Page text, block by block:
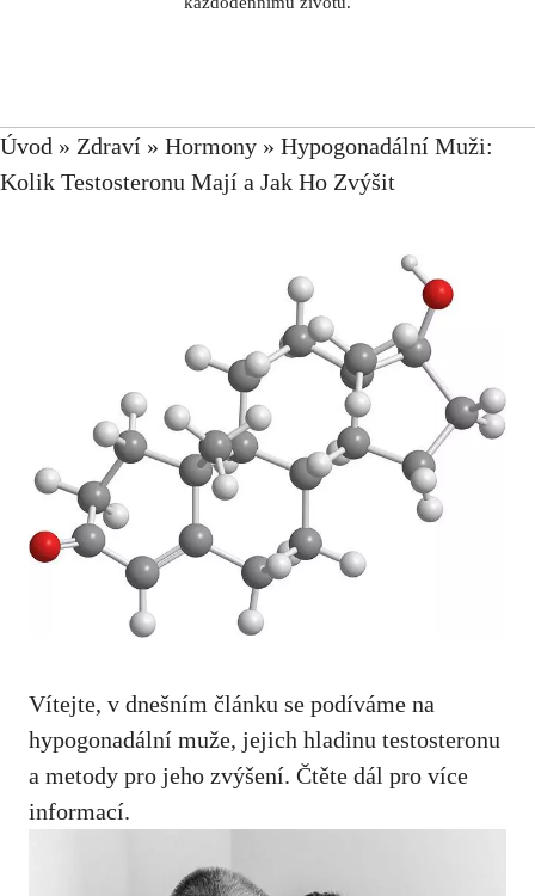
Úvod » Zdraví » Hormony » Hypogonadální Muži:
Kolik Testosteronu Mají a Jak Ho Zvýšit
Vítejte, v dnešním článku se podíváme na
hypogonadální muže, jejich hladinu testosteronu
a metody pro jeho zvýšení. Čtěte dál pro více
informací.